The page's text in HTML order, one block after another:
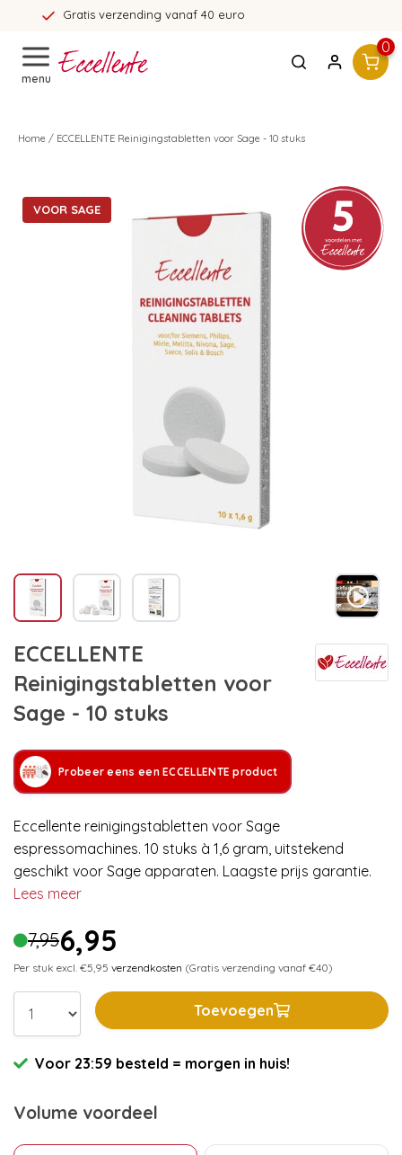
40 euro
menu
0
Home / ECCELLENTE Reinigingstabletten voor Sage - 10 stuks
VOOR SAGE
ECCELLENTE
Reinigingstabletten voor
Sage - 10 stuks
Probeer eens een ECCELLENTE product
Eccellente reinigingstabletten voor Sage
espressomachines. 10 stuks à 1,6 gram, uitstekend
geschikt voor Sage apparaten. Laagste prijs garantie.
Lees meer
7,956,95
Per stuk excl. €5,95 verzendkosten (Gratis verzending vanaf €40)
Toevoegen
Voor 23:59 besteld = morgen in huis!
Volume voordeel